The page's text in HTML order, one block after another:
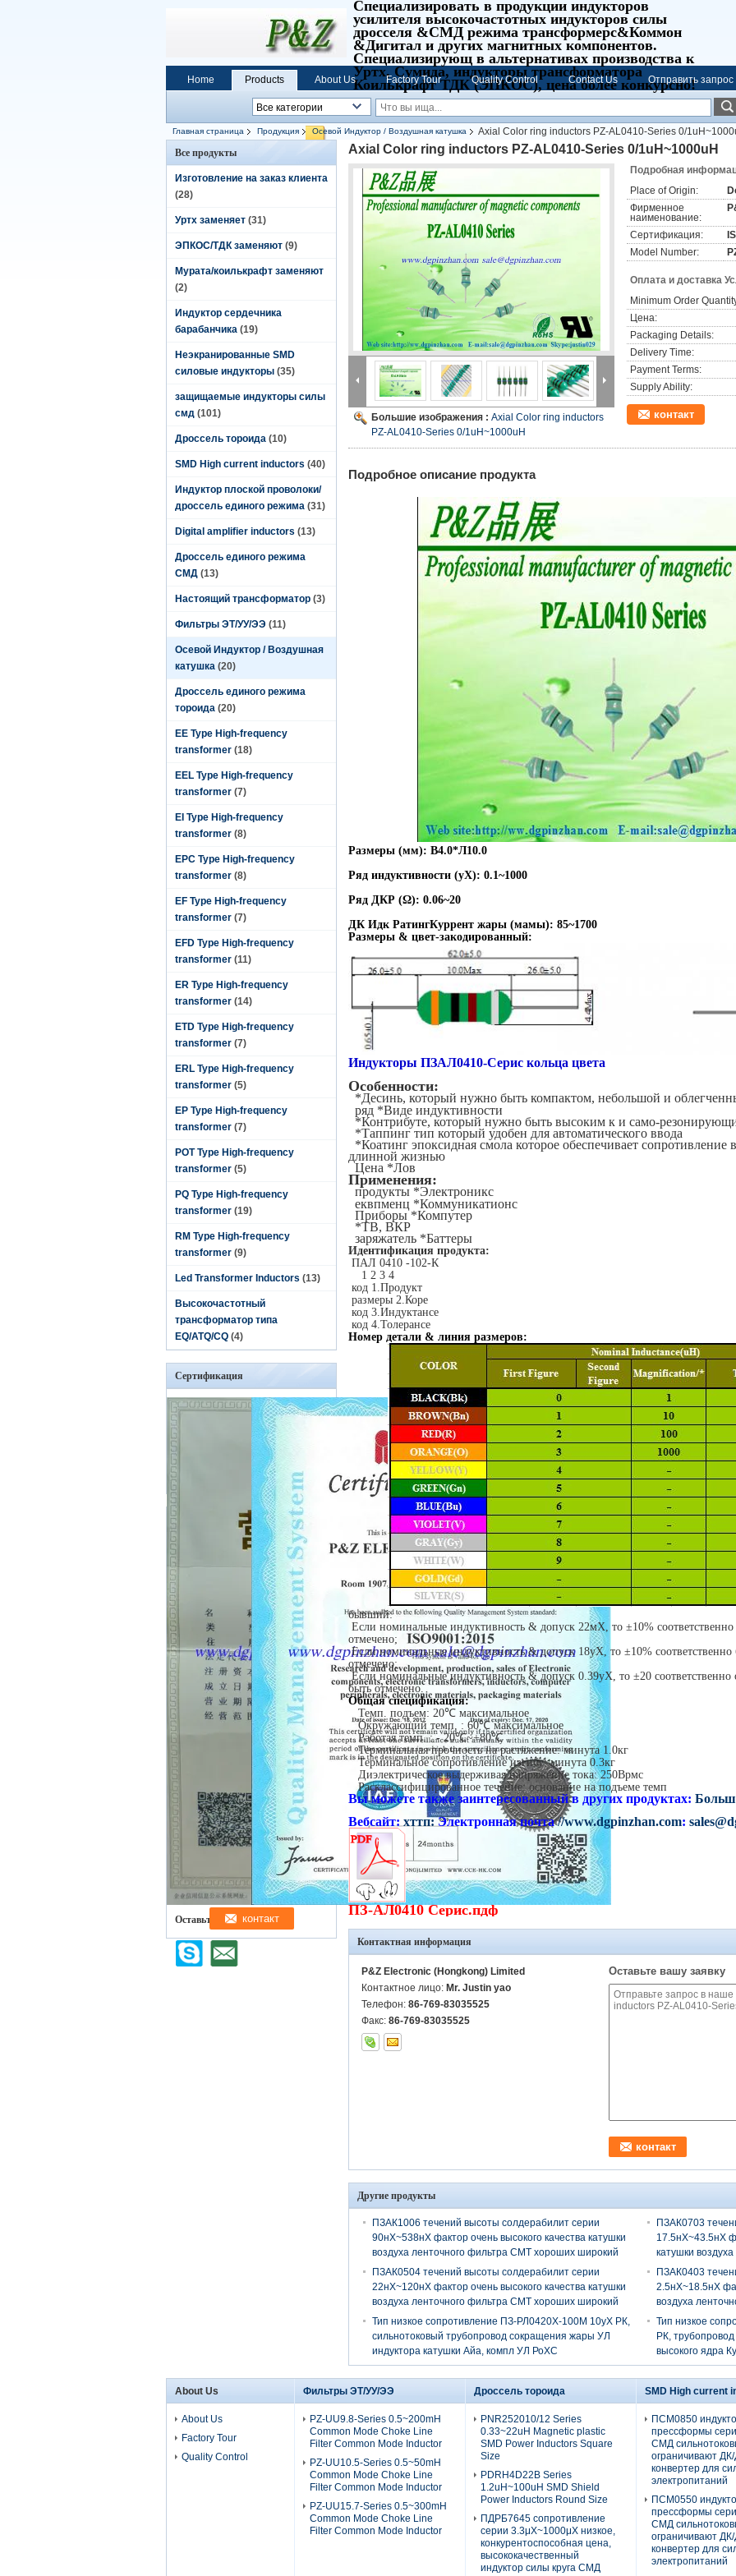
Специализировать в продукции индукторов
усилителя высокочастотных индукторов силы
дросселя &СМД режима трансформерс&Коммон
&Дигитал и других магнитных компонентов.
Специализирующ в альтернативах производства к
Уртх, Сумида, индукторы трансформатора
Коилькрафт ТДК (ЭПКОС), цена более конкурсно!
Home Products About Us Factory Tour Quality Control Contact Us Отправить запрос
Главная страница Продукция Осевой Индуктор / Воздушная катушка
Axial Color ring inductors PZ-AL0410-Series 0/
Все продукты
Изготовление на заказ клиента
(28)
Уртх заменяет (31)
ЭПКОС/ТДК заменяют (9)
Мурата/коилькрафт заменяют
(2)
Индуктор сердечника
барабанчика (19)
Неэкранированные SMD
силовые индукторы (35)
защищаемые индукторы силы
смд (101)
Дроссель тороида (10)
SMD High current inductors (40)
Индуктор плоской проволоки/
дроссель единого режима (31)
Digital amplifier inductors (13)
Дроссель единого режима
СМД (13)
Настоящий трансформатор (3)
Фильтры ЭТ/УУ/ЭЭ (11)
Осевой Индуктор / Воздушная
катушка (20)
Дроссель единого режима
тороида (20)
EE Type High-frequency
transformer (18)
EEL Type High-frequency
transformer (7)
EI Type High-frequency
transformer (8)
EPC Type High-frequency
transformer (8)
EF Type High-frequency
transformer (7)
EFD Type High-frequency
transformer (11)
ER Type High-frequency
transformer (14)
ETD Type High-frequency
transformer (7)
ERL Type High-frequency
transformer (5)
EP Type High-frequency
transformer (7)
POT Type High-frequency
transformer (5)
PQ Type High-frequency
transformer (19)
RM Type High-frequency
transformer (9)
Led Transformer Inductors (13)
Высокочастотный
трансформатор типа
EQ/ATQ/CQ (4)
Сертификация
Оставьте нам сообщение
Axial Color ring inductors PZ-AL0410-Series 0/1uH~1000uH
Большие изображения : Axial Color ring inductors
PZ-AL0410-Series 0/1uH~1000uH
Подробная
Place of Origin:
Фирменное
наименование:
Сертификация:
Model Number:
Оплата и доставка
Minimum Order
Цена:
Packaging Details:
Delivery Time:
Payment Terms:
Supply Ability:
контакт
Подробное описание продукта
Размеры (мм): В4.0*Л10.0
Ряд индуктивности (уХ): 0.1~1000
Ряд ДКР (Ω): 0.06~20
ДК Идк РатингКуррент жары (мамы): 85~1700
Размеры & цвет-закодированный:
Индукторы ПЗАЛ0410-Серис кольца цвета
Особенности:
*Десинь, который нужно быть компактом, небольшой и
ряд *Виде индуктивности
*Контрибуте, который нужно быть высоким к и само-
*Таппинг тип который удобен для автоматического ввода
*Коатинг эпоксидная смола которое обеспечивает
длинной жизнью
Цена *Лов
Применения:
продукты *Электроникс
еквпменц *Коммуникатионс
Приборы *Компутер
*ТВ, ВКР
заряжатель *Баттеры
Идентификация продукта:
ПАЛ 0410 -102-К
1 2 3 4
код 1.Продукт
размеры 2.Коре
код 3.Индуктансе
код 4.Толерансе
Номер детали & линия размеров:
бывший:
Если номинальные индуктивность & допуск 22мХ, то ±10%
отмечено;
Если номинальные индуктивность & допуск 18уХ, то ±10%
отмечено;
Если номинальные индуктивность & допуск 0.39уХ, то ±20 соответственно
быть отмечено.
Общая спецификация:
Темп. подъем: 20℃ максимальное
Окружающий темп. : 60℃ максимальное
Работая темп. : - 20℃~+80℃
Терминальная прочность на растяжение: минута 1.0кг
Терминальное сопротивление изгибу: минута 0.3кг
Диэлектрическое выдерживая напряжение тока: 250Врмс
Расклассифицированное течение: основание на подъеме темп
Вы можете также заинтересованный в других продуктах:
Вебсайт: хттп:Электронная почта//www.dgpinzhan.com:
ПЗ-АЛ0410 Серис.пдф
Контактная информация
P&Z Electronic (Hongkong) Limited
Контактное лицо: Mr. Justin yao
Телефон: 86-769-83035525
Факс: 86-769-83035525
Оставьте вашу заявку
Другие продукты
ПЗАК1006 течений высоты солдерабилит серии
90нХ~538нХ фактор очень высокого качества катушки
воздуха ленточного фильтра СМТ хороших широкий
ПЗАК0703
17.5нХ~43.5нХ
катушки
широкий
ПЗАК0504 течений высоты солдерабилит серии
22нХ~120нХ фактор очень высокого качества катушки
воздуха ленточного фильтра СМТ хороших широкий
ПЗАК0403
2.5нХ~18.5нХ
воздуха
Тип низкое сопротивление ПЗ-РЛ0420Х-100М 10уХ РК,
сильнотоковый трубопровод сокращения жары УЛ
индуктора катушки Айа, компл УЛ РоХС
Тип низкое
РК,
высокого ядра
About Us
About Us
Factory Tour
Quality Control
Фильтры ЭТ/УУ/ЭЭ
PZ-UU9.8-Series 0.5~200mH
Common Mode Choke Line
Filter Common Mode Inductor
PZ-UU10.5-Series 0.5~50mH
Common Mode Choke Line
Filter Common Mode Inductor
PZ-UU15.7-Series 0.5~300mH
Common Mode Choke Line
Filter Common Mode Inductor
Дроссель тороида
PNR252010/12 Series
0.33~22uH Magnetic plastic
SMD Power Inductors Square
Size
PDRH4D22B Series
1.2uH~100uH SMD Shield
Power Inductors Round Size
ПДРБ7645 сопротивление
серии 3.3μХ~1000μХ низкое,
конкурентоспособная цена,
высококачественный
индуктор силы круга СМД
SMD High current
ПСМ0850
прессформы
СМД
ограничивают
конвертер для
электропитаний
ПСМ0550
прессформы
СМД
ограничивают
конвертер для
электропитаний